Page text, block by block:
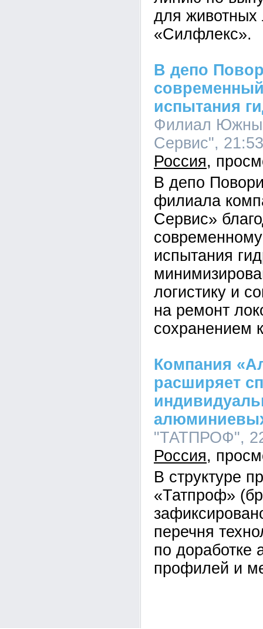
для животных
«Силфлекс».
В депо
испытания
Филиал
Сервис",
Россия
В депо
филиала
Сервис»
испытания
логистику и
на ремонт
сохранением
Компания
расширяет
"ТАТПРОФ",
Россия
В структуре
«Татпроф»
перечня
по доработке
профилей и